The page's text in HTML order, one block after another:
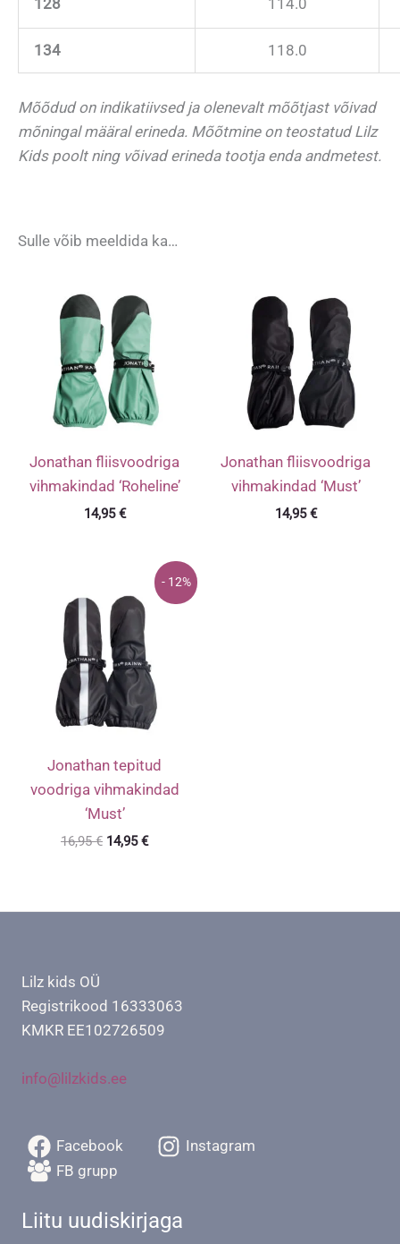
134 118.0
Mõõdud on indikatiivsed ja olenevalt mõõtjast võivad
mõningal määral erineda. Mõõtmine on teostatud Lilz
Kids poolt ning võivad erineda tootja enda andmetest.
Sulle võib meeldida ka…
Jonathan fliisvoodriga
vihmakindad ‘Roheline’
14,95€
Jonathan fliisvoodriga
vihmakindad ‘Must’
14,95€
- 12%
Jonathan tepitud
voodriga vihmakindad
‘Must’
16,95€ Algne
14,95€Praegune
Lilz kids OÜ
Registrikood 16333063
KMKR EE102726509
info@lilzkids.ee
Facebook
Instagram
FB grupp
Liitu uudiskirjaga